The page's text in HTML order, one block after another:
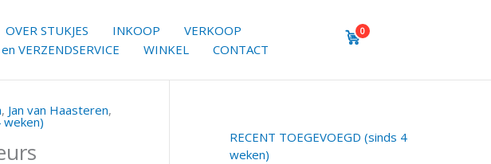
OVER STUKJES INKOOP
VERKOOP
VERZENDSERVICE
WINKEL CONTACT
0
, Jan van Haasteren,
weken)
RECENT TOEGEVOEGD (sinds 4
weken)